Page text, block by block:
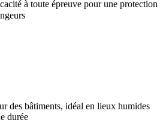
à toute épreuve pour une protection
des bâtiments, idéal en lieux humides
durée